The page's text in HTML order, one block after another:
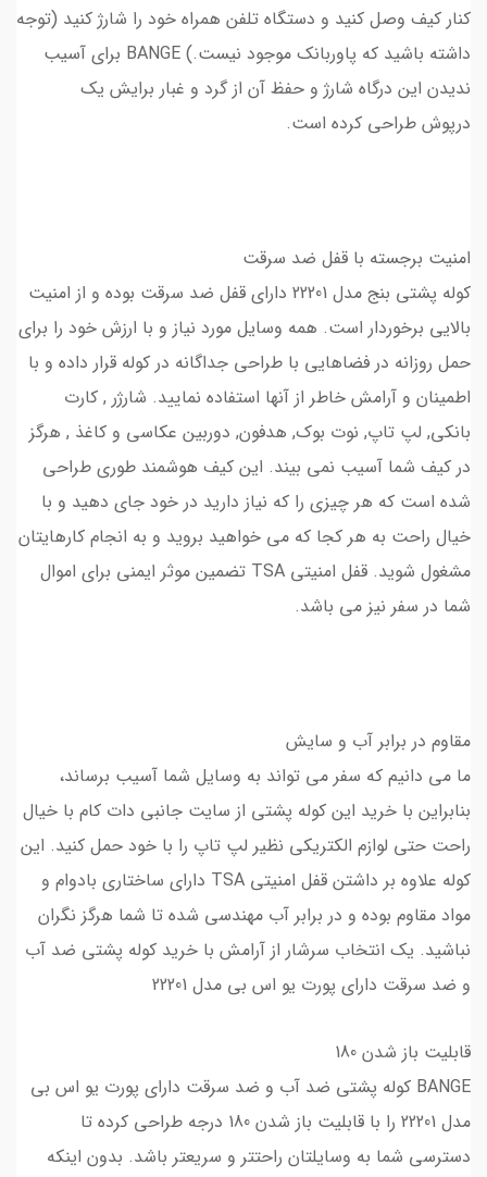
کنار کیف وصل کنید و دستگاه تلفن همراه خود را شارژ کنید (توجه
داشته باشید که پاوربانک موجود نیست.) BANGE برای آسیب
ندیدن این درگاه شارژ و حفظ آن از گرد و غبار برایش یک
درپوش طراحی کرده است.
امنیت برجسته با قفل ضد سرقت
کوله پشتی بنج مدل 22201 دارای قفل ضد سرقت بوده و از امنیت
بالایی برخوردار است. همه وسایل مورد نیاز و با ارزش خود را برای
حمل روزانه در فضاهایی با طراحی جداگانه در کوله قرار داده و با
اطمینان و آرامش خاطر از آنها استفاده نمایید. شارژر , کارت
بانکی, لپ تاپ, نوت بوک, هدفون, دوربین عکاسی و کاغذ , هرگز
در کیف شما آسیب نمی بیند. این کیف هوشمند طوری طراحی
شده است که هر چیزی را که نیاز دارید در خود جای دهید و با
خیال راحت به هر کجا که می خواهید بروید و به انجام کارهایتان
مشغول شوید. قفل امنیتی TSA تضمین موثر ایمنی برای اموال
شما در سفر نیز می باشد.
مقاوم در برابر آب و سایش
ما می دانیم که سفر می تواند به وسایل شما آسیب برساند،
بنابراین با خرید این کوله پشتی از سایت جانبی دات کام با خیال
راحت حتی لوازم الکتریکی نظیر لپ تاپ را با خود حمل کنید. این
کوله علاوه بر داشتن قفل امنیتی TSA دارای ساختاری بادوام و
مواد مقاوم بوده و در برابر آب مهندسی شده تا شما هرگز نگران
نباشید. یک انتخاب سرشار از آرامش با خرید کوله پشتی ضد آب
و ضد سرقت دارای پورت یو اس بی مدل 22201
قابلیت باز شدن 180
BANGE کوله پشتی ضد آب و ضد سرقت دارای پورت یو اس بی
مدل 22201 را با قابلیت باز شدن 180 درجه طراحی کرده تا
دسترسی شما به وسایلتان راحتتر و سریعتر باشد. بدون اینکه